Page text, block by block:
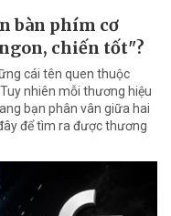
bàn phím cơ
chiến tốt"?
cái tên quen thuộc
nhiên mỗi thương hiệu
bạn phân vân giữa hai
để tìm ra được thương